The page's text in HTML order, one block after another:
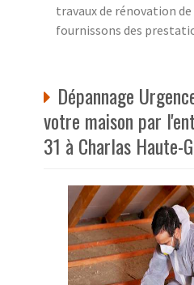
travaux de rénovation
fournissons des
Dépannage
votre maison par
31 à Charlas Haute-